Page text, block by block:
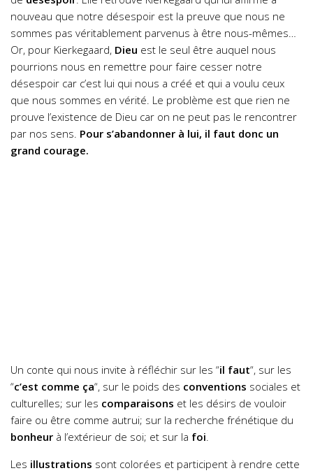
nouveau que notre désespoir est la preuve que nous ne
sommes pas véritablement parvenus à être nous-mêmes…
Or, pour Kierkegaard, Dieu est le seul être auquel nous
pourrions nous en remettre pour faire cesser notre
désespoir car c’est lui qui nous a créé et qui a voulu ceux
que nous sommes en vérité. Le problème est que rien ne
prouve l’existence de Dieu car on ne peut pas le rencontrer
par nos sens. Pour s’abandonner à lui, il faut donc un
grand courage.
Un conte qui nous invite à réfléchir sur les “il faut“, sur les
“c’est comme ça“, sur le poids des conventions sociales et
culturelles; sur les comparaisons et les désirs de vouloir
faire ou être comme autrui; sur la recherche frénétique du
bonheur à l’extérieur de soi; et sur la foi.
Les illustrations sont colorées et participent à rendre cette